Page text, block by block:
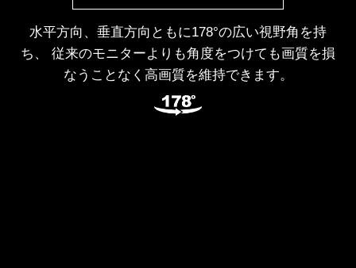
水平方向、垂直方向ともに178°の広い視野角を持
ち、 従来のモニターよりも角度をつけても画質を損
なうことなく高画質を維持できます。